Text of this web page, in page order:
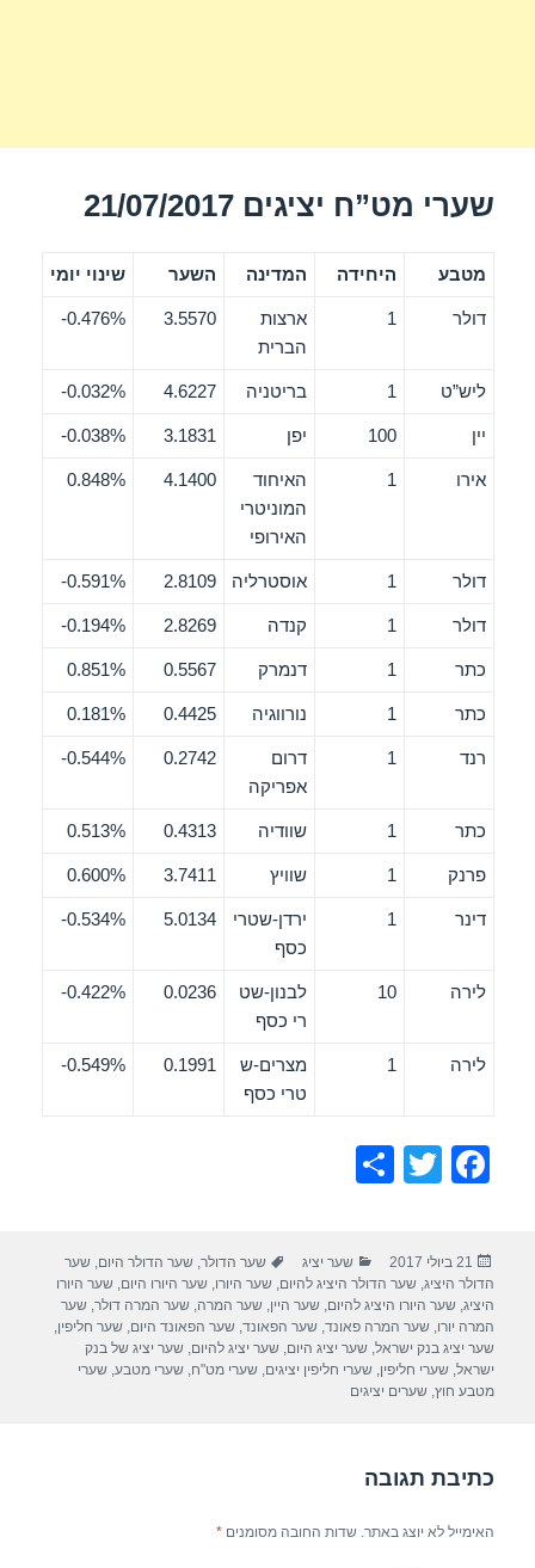
שערי מט”ח יציגים 21/07/2017
מטבע היחידה המדינה השער שינוי יומי
דולר 1
ארצות
הברית
3.5570
0.476%-
ליש”ט 1 בריטניה 4.6227
0.032%-
יין 100 יפן 3.1831
0.038%-
אירו 1
האיחוד
המוניטרי
האירופי
4.1400
0.848%
דולר 1 אוסטרליה 2.8109
0.591%-
דולר 1 קנדה 2.8269
0.194%-
כתר 1 דנמרק 0.5567
0.851%
כתר 1 נורווגיה 0.4425
0.181%
רנד 1
דרום
אפריקה
0.2742
0.544%-
כתר 1 שוודיה 0.4313
0.513%
פרנק 1 שוויץ 3.7411
0.600%
דינר 1
ירדן-שטרי
כסף
5.0134
0.534%-
לירה 10
לבנון-שט
רי כסף
0.0236
0.422%-
לירה 1
מצרים-ש
טרי כסף
0.1991
0.549%-
F
e
b
o
o
T
er
e
פורסם
בתאריך
21 ביולי 2017 קטגוריות
שער יציג תגיות
שער הדולר,שער הדולר היום,שער
הדולר היציג,שער הדולר היציג להיום,שער היורו,שער היורו היום,שער היורו
היציג,שער היורו היציג להיום,שער היין,שער המרה,שער המרה דולר,שער
המרה יורו,שער המרה פאונד,שער הפאונד,שער הפאונד היום,שער חליפין,
שער יציג בנק ישראל,שער יציג היום,שער יציג להיום,שער יציג של בנק
ישראל,שערי חליפין,שערי חליפין יציגים,שערי מט"ח,שערי מטבע,שערי
מטבע חוץ,שערים יציגים
כתיבת תגובה
האימייל לא יוצג באתר. שדות החובה מסומנים*